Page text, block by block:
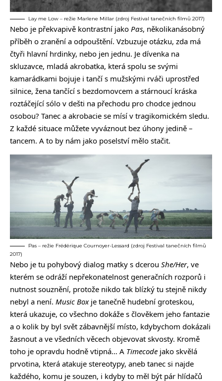
Lay me Low – režie Marlene Millar (zdroj Festival tanečních filmů 2017)
Nebo je překvapivě kontrastní jako Pas, několikanásobný
příběh o zranění a odpouštění. Vzbuzuje otázku, zda má
čtyři hlavní hrdinky, nebo jen jednu. Je dívenka na
skluzavce, mladá akrobatka, která spolu se svými
kamarádkami bojuje i tančí s mužskými rváči uprostřed
silnice, žena tančící s bezdomovcem a stárnoucí kráska
roztáčející sólo v dešti na přechodu pro chodce jednou
osobou? Tanec a akrobacie se mísí v tragikomickém sledu.
Z každé situace můžete vyváznout bez úhony jedině –
tancem. A to by nám jako poselství mělo stačit.
Pas – režie Frédérique Cournoyer-Lessard (zdroj Festival tanečních filmů
2017)
Nebo je tu pohybový dialog matky s dcerou She/Her, ve
kterém se odráží nepřekonatelnost generačních rozporů i
nutnost souznění, protože nikdo tak blízký tu stejně nikdy
nebyl a není. Music Boxje tanečně hudební groteskou,
která ukazuje, co všechno dokáže s člověkem jeho fantazie
a o kolik by byl svět zábavnější místo, kdybychom dokázali
žasnout a ve všedních věcech objevovat skvosty. Kromě
toho je opravdu hodně vtipná… A Timecode jako skvělá
prvotina, která atakuje stereotypy, aneb tanec si najde
každého, komu je souzen, i kdyby to měl být pár hlídačů